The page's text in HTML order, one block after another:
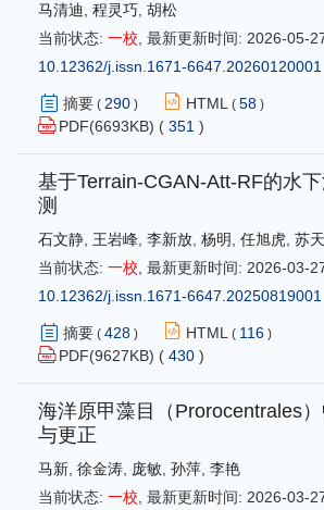
马清迪 程灵巧 胡松
当前状态: 一校 最新更新时间: 2026-05-
10.12362/j.issn.1671-6647.20260120001
摘要 ( 290 ) HTML ( 58 )
PDF(6693KB) ( 351 )
基于Terrain-CGAN-Att-RF的水
测
石文静 王岩峰 李新放 杨明 任旭虎 苏
当前状态: 一校 最新更新时间: 2026-03-
10.12362/j.issn.1671-6647.20250819001
摘要 ( 428 ) HTML ( 116 )
PDF(9627KB) ( 430 )
海洋原甲藻目（Prorocentrales
与更正
马新 徐金涛 庞敏 孙萍 李艳
当前状态: 一校 最新更新时间: 2026-03-